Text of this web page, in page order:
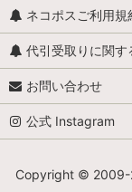
ネコポスご利用規
代引受取りに関す
お問い合わせ
公式 Instagram
Copyright © 2009-